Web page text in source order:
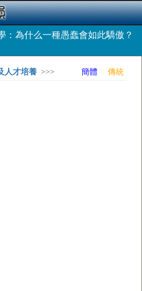
：為什么一種愚蠢會如此驕傲？
人才培養 >>> 簡體 傳統